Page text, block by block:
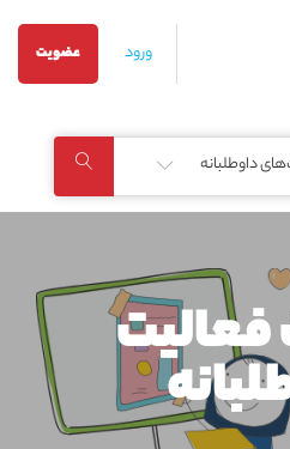
ورود عضویت
داوطلبانه
فعالیت‌